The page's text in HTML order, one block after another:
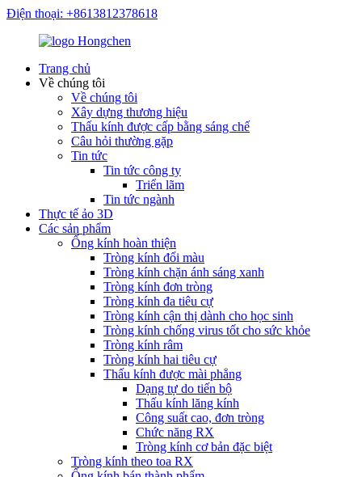
Điện thoại: +8613812378618
Trang chủ
Về chúng tôi
Về chúng tôi
Xây dựng thương hiệu
Thấu kính được cấp bằng sáng chế
Câu hỏi thường gặp
Tin tức
Tin tức công ty
Triển lãm
Tin tức ngành
Thực tế ảo 3D
Các sản phẩm
Ống kính hoàn thiện
Tròng kính đổi màu
Tròng kính chặn ánh sáng xanh
Tròng kính đơn tròng
Tròng kính đa tiêu cự
Tròng kính cận thị dành cho học sinh
Tròng kính chống virus tốt cho sức khỏe
Tròng kính râm
Tròng kính hai tiêu cự
Thấu kính được mài phẳng
Dạng tự do tiến bộ
Thấu kính lăng kính
Công suất cao, đơn tròng
Chức năng RX
Tròng kính cơ bản đặc biệt
Tròng kính theo toa RX